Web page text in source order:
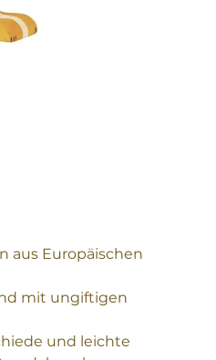
aus Europäischen
mit ungiftigen
und leichte